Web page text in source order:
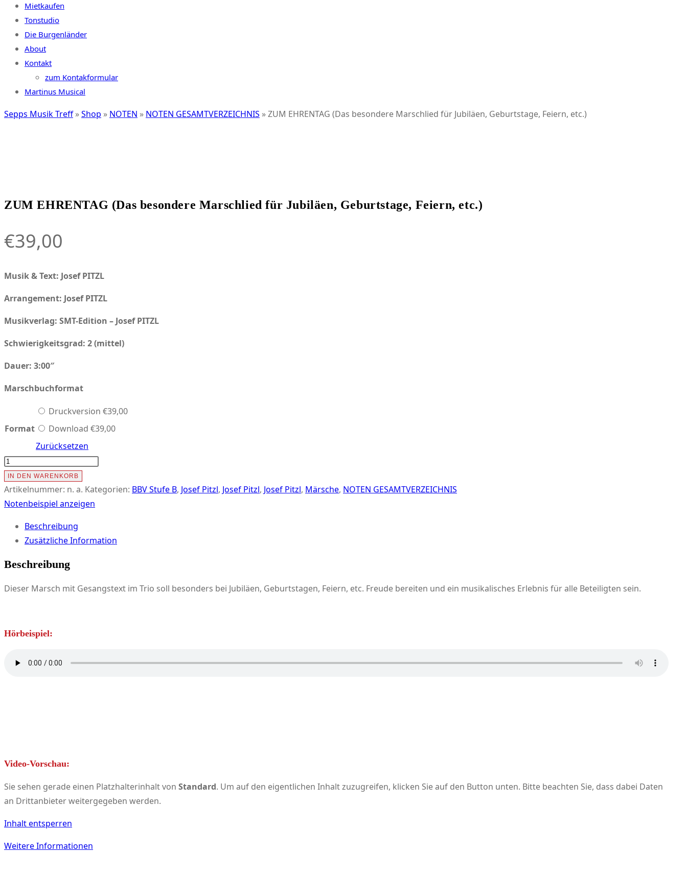
Mietkaufen
Tonstudio
Die Burgenländer
About
Kontakt
zum Kontakformular
Martinus Musical
Sepps Musik Treff»Shop » NOTEN » NOTEN GESAMTVERZEICHNIS »ZUM EHRENTAG (Das besondere Marschlied für Jubiläen, Geburtstage, Feiern, etc.)
ZUM EHRENTAG (Das besondere Marschlied für Jubiläen, Geburtstage, Feiern, etc.)
€39,00
Musik & Text: Josef PITZL
Arrangement: Josef PITZL
Musikverlag: SMT-Edition – Josef PITZL
Schwierigkeitsgrad: 2 (mittel)
Dauer: 3:00″
Marschbuchformat
Format
Druckversion €39,00
Download €39,00
Zurücksetzen
ZUM
EHRENTAG
(Das
besondere
Jubiläen,
Geburtstage,
etc.)
IN DEN WARENKORB
Artikelnummer: n. a. Kategorien: BBV Stufe B, Josef Pitzl, Josef Pitzl, Josef Pitzl, Märsche, NOTEN GESAMTVERZEICHNIS
Notenbeispiel anzeigen
Beschreibung
Zusätzliche Information
Beschreibung
Dieser Marsch mit Gesangstext im Trio soll besonders bei Jubiläen, Geburtstagen, Feiern, etc. Freude bereiten und ein musikalisches Erlebnis für alle Beteiligten sein.
Hörbeispiel:
Video-Vorschau:
Sie sehen gerade einen Platzhalterinhalt von Standard. Um auf den eigentlichen Inhalt zuzugreifen, klicken Sie auf den Button unten. Bitte beachten Sie, dass dabei Daten
an Drittanbieter weitergegeben werden.
Inhalt entsperren
Weitere Informationen